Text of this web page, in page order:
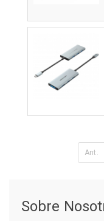
Ant.
Sobre